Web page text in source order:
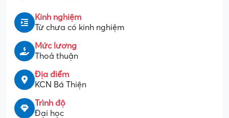
Kinh nghiệm
Từ chưa có kinh nghiệm
Mức lương
Thoả thuận
Địa điểm
KCN Bá Thiện
Trình độ
Đại học